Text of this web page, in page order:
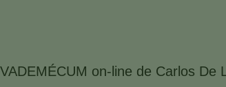
VADEMÉCUM on-line de Carlos De